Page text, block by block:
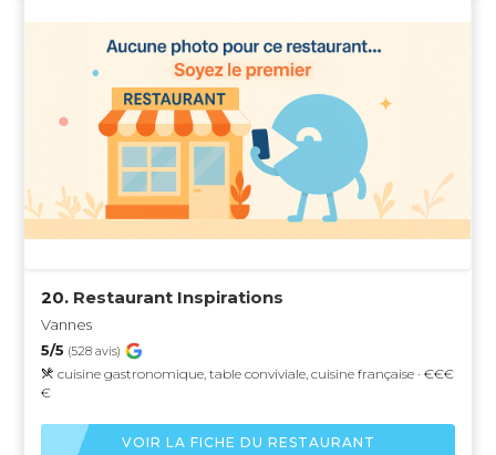
20. Restaurant Inspirations
Vannes
5/5 (528 avis)
cuisine gastronomique, table conviviale, cuisine française · €€€
€
VOIR LA FICHE DU RESTAURANT